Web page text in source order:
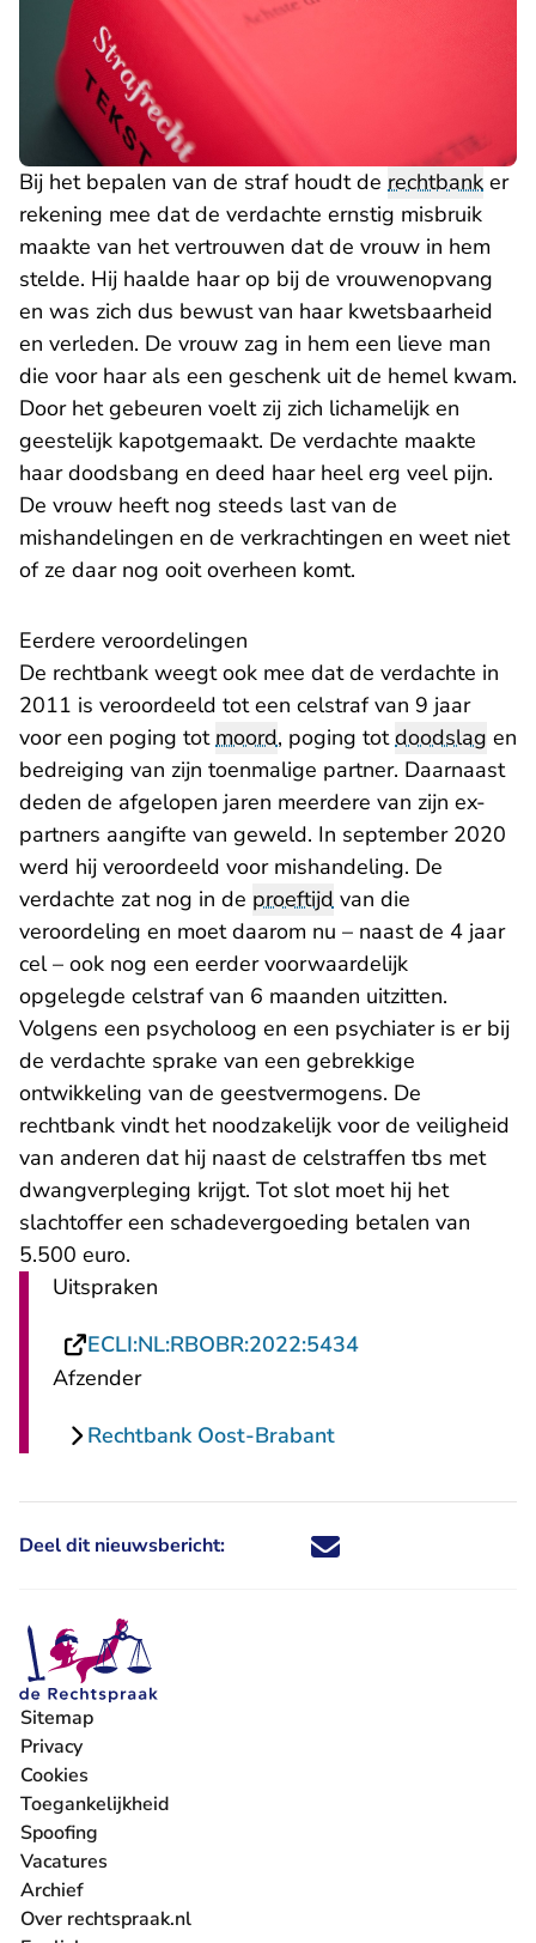
Bij het bepalen van de straf houdt de rechtbank er
rekening mee dat de verdachte ernstig misbruik
maakte van het vertrouwen dat de vrouw in hem
stelde. Hij haalde haar op bij de vrouwenopvang
en was zich dus bewust van haar kwetsbaarheid
en verleden. De vrouw zag in hem een lieve man
die voor haar als een geschenk uit de hemel kwam.
Door het gebeuren voelt zij zich lichamelijk en
geestelijk kapotgemaakt. De verdachte maakte
haar doodsbang en deed haar heel erg veel pijn.
De vrouw heeft nog steeds last van de
mishandelingen en de verkrachtingen en weet niet
of ze daar nog ooit overheen komt.
Eerdere veroordelingen
De rechtbank weegt ook mee dat de verdachte in
2011 is veroordeeld tot een celstraf van 9 jaar
voor een poging totmoord, poging totdoodslag en
bedreiging van zijn toenmalige partner. Daarnaast
deden de afgelopen jaren meerdere van zijn ex-
partners aangifte van geweld. In september 2020
werd hij veroordeeld voor mishandeling. De
verdachte zat nog in de proeftijd van die
veroordeling en moet daarom nu – naast de 4 jaar
cel – ook nog een eerder voorwaardelijk
opgelegde celstraf van 6 maanden uitzitten.
Volgens een psycholoog en een psychiater is er bij
de verdachte sprake van een gebrekkige
ontwikkeling van de geestvermogens. De
rechtbank vindt het noodzakelijk voor de veiligheid
van anderen dat hij naast de celstraffen tbs met
dwangverpleging krijgt. Tot slot moet hij het
slachtoffer een schadevergoeding betalen van
5.500 euro.
Uitspraken
ECLI:NL:RBOBR:2022:5434- U verlaat
Afzender
Rechtbank Oost-Brabant
Deel dit nieuwsbericht: Deel dit nieuwsbericht via X -
Deel dit nieuwsbericht via
Deel dit nieuwsbericht
Deel dit
Sitemap
Privacy
Cookies
Toegankelijkheid
Spoofing
Vacatures
- U verlaat Rechtspraak.nl
Archief
Over rechtspraak.nl